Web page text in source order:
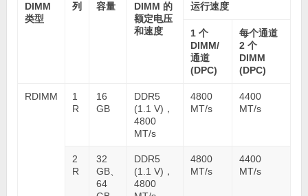
DIMM
类型
列 容量
DIMM 的
额定电压
和速度
运行速度
1 个
DIMM/
通道
(DPC)
每个通道
2 个
DIMM
(DPC)
RDIMM
1
R
16
GB
DDR5
(1.1 V)，
4800
MT/s
4800
MT/s
4400
MT/s
2
R
32
GB、
64
DDR5
(1.1 V)，
4800
4800
MT/s
4400
MT/s